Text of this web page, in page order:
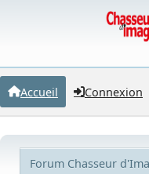
Accueil Connexion
Forum Chasseur